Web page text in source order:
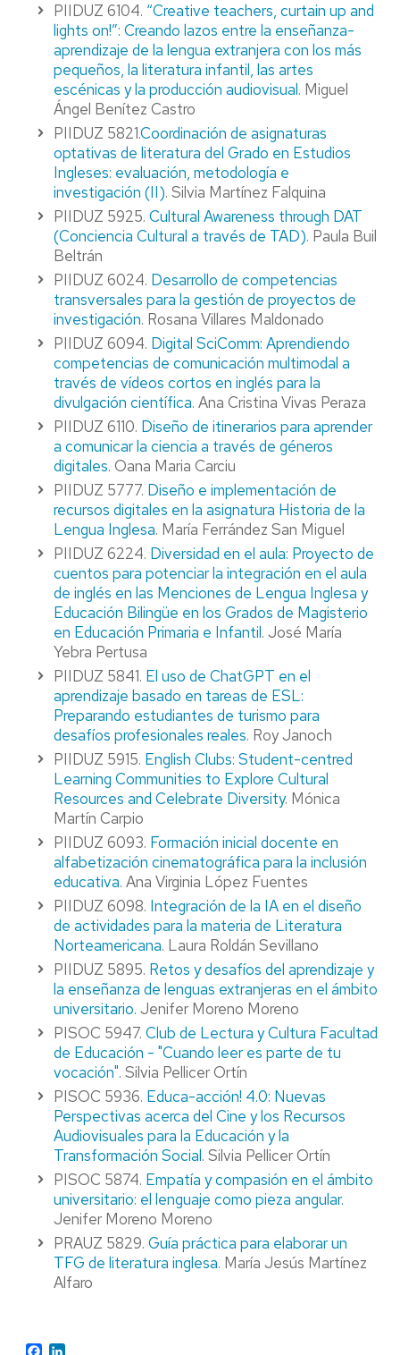
PIIDUZ 6104. “Creative teachers, curtain up and
lights on!”: Creando lazos entre la enseñanza-
aprendizaje de la lengua extranjera con los más
pequeños, la literatura infantil, las artes
escénicas y la producción audiovisual. Miguel
Ángel Benítez Castro
PIIDUZ 5821.Coordinación de asignaturas
optativas de literatura del Grado en Estudios
Ingleses: evaluación, metodología e
investigación (II). Silvia Martínez Falquina
PIIDUZ 5925. Cultural Awareness through DAT
(Conciencia Cultural a través de TAD). Paula Buil
Beltrán
PIIDUZ 6024. Desarrollo de competencias
transversales para la gestión de proyectos de
investigación. Rosana Villares Maldonado
PIIDUZ 6094. Digital SciComm: Aprendiendo
competencias de comunicación multimodal a
través de vídeos cortos en inglés para la
divulgación científica. Ana Cristina Vivas Peraza
PIIDUZ 6110. Diseño de itinerarios para aprender
a comunicar la ciencia a través de géneros
digitales. Oana Maria Carciu
PIIDUZ 5777. Diseño e implementación de
recursos digitales en la asignatura Historia de la
Lengua Inglesa. María Ferrández San Miguel
PIIDUZ 6224. Diversidad en el aula: Proyecto de
cuentos para potenciar la integración en el aula
de inglés en las Menciones de Lengua Inglesa y
Educación Bilingüe en los Grados de Magisterio
en Educación Primaria e Infantil. José María
Yebra Pertusa
PIIDUZ 5841. El uso de ChatGPT en el
aprendizaje basado en tareas de ESL:
Preparando estudiantes de turismo para
desafíos profesionales reales. Roy Janoch
PIIDUZ 5915. English Clubs: Student-centred
Learning Communities to Explore Cultural
Resources and Celebrate Diversity. Mónica
Martín Carpio
PIIDUZ 6093. Formación inicial docente en
alfabetización cinematográfica para la inclusión
educativa. Ana Virginia López Fuentes
PIIDUZ 6098. Integración de la IA en el diseño
de actividades para la materia de Literatura
Norteamericana. Laura Roldán Sevillano
PIIDUZ 5895. Retos y desafíos del aprendizaje y
la enseñanza de lenguas extranjeras en el ámbito
universitario. Jenifer Moreno Moreno
PISOC 5947. Club de Lectura y Cultura Facultad
de Educación - "Cuando leer es parte de tu
vocación". Silvia Pellicer Ortín
PISOC 5936. Educa-acción! 4.0: Nuevas
Perspectivas acerca del Cine y los Recursos
Audiovisuales para la Educación y la
Transformación Social. Silvia Pellicer Ortín
PISOC 5874. Empatía y compasión en el ámbito
universitario: el lenguaje como pieza angular.
Jenifer Moreno Moreno
PRAUZ 5829. Guía práctica para elaborar un
TFG de literatura inglesa. María Jesús Martínez
Alfaro
Facebook